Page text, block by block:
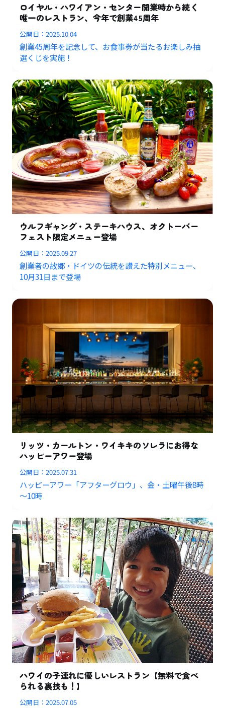
ロイヤル・ハワイアン・センター開業時から続く
唯一のレストラン、今年で創業45周年
公開日：2025.10.04
創業45周年を記念して、お食事券が当たるお楽しみ抽
選くじを実施！
ウルフギャング・ステーキハウス、オクトーバー
フェスト限定メニュー登場
公開日：2025.09.27
創業者の故郷・ドイツの伝統を讃えた特別メニュー、
10月31日まで登場
リッツ・カールトン・ワイキキのソレラにお得な
ハッピーアワー登場
公開日：2025.07.31
ハッピーアワー「アフターグロウ」、金・土曜午後8時
～10時
ハワイの子連れに優しいレストラン【無料で食べ
られる裏技も！】
公開日：2025.07.05